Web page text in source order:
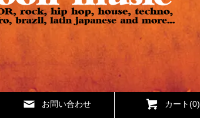
お問い合わせ カート(0)